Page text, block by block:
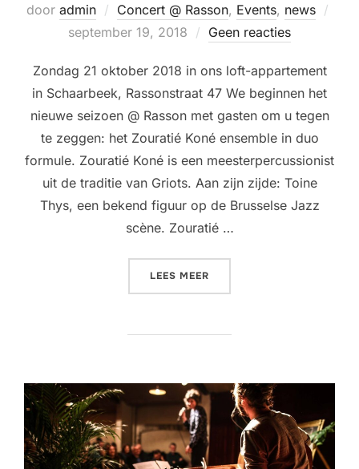
door admin Concert @ Rasson, Events, news
september 19, 2018 Geen reacties
Zondag 21 oktober 2018 in ons loft-appartement
in Schaarbeek, Rassonstraat 47 We beginnen het
nieuwe seizoen @ Rasson met gasten om u tegen
te zeggen: het Zouratié Koné ensemble in duo
formule. Zouratié Koné is een meesterpercussionist
uit de traditie van Griots. Aan zijn zijde: Toine
Thys, een bekend figuur op de Brusselse Jazz
scène. Zouratié …
LEES MEER